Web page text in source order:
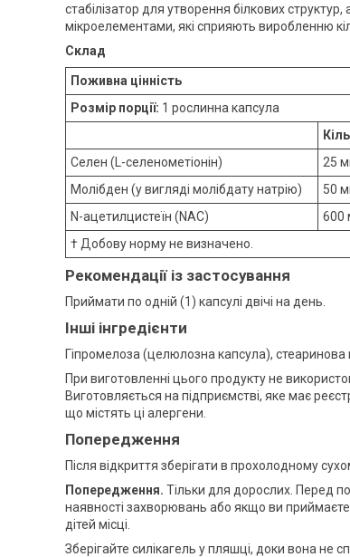
стабілізатор для утворення білкових
мікроелементами, які сприяють виробленню
Склад
Поживна цінність
Розмір порції: 1 рослинна капсула
Селен (L-селенометіонін)
25
Молібден (у вигляді молібдату натрію)
50
N-ацетилцистеїн (NAC)
600
† Добову норму не визначено.
Рекомендації із застосування
Приймати по одній (1) капсулі двічі на день.
Інші інгредієнти
Гіпромелоза (целюлозна капсула),
При виготовленні цього продукту не
Виготовляється на підприємстві, яке має
що містять ці алергени.
Попередження
Після відкриття зберігати в прохолодному
Попередження. Тільки для дорослих. Перед
наявності захворювань або якщо ви
дітей місці.
Зберігайте силікагель у пляшці, доки вона